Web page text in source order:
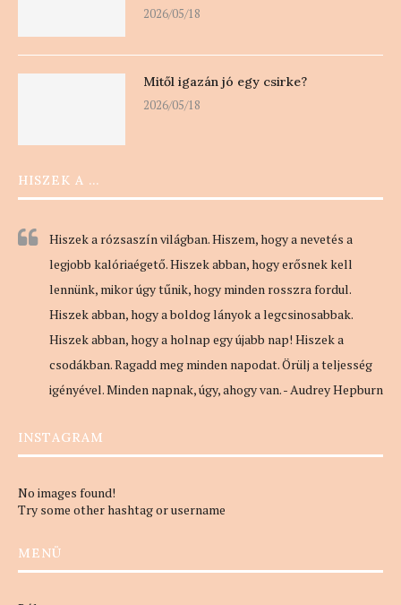
2026/05/18
Mitől igazán jó egy csirke?
2026/05/18
HISZEK A …
Hiszek a rózsaszín világban. Hiszem, hogy a nevetés a
legjobb kalóriaégető. Hiszek abban, hogy erősnek kell
lennünk, mikor úgy tűnik, hogy minden rosszra fordul.
Hiszek abban, hogy a boldog lányok a legcsinosabbak.
Hiszek abban, hogy a holnap egy újabb nap! Hiszek a
csodákban. Ragadd meg minden napodat. Örülj a teljesség
igényével. Minden napnak, úgy, ahogy van. - Audrey Hepburn
INSTAGRAM
No images found!
Try some other hashtag or username
MENÜ